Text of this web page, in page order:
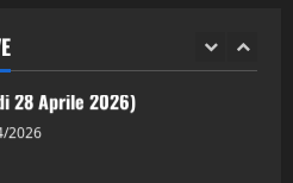
in Podcast
in Podcast: 28^ Puntata